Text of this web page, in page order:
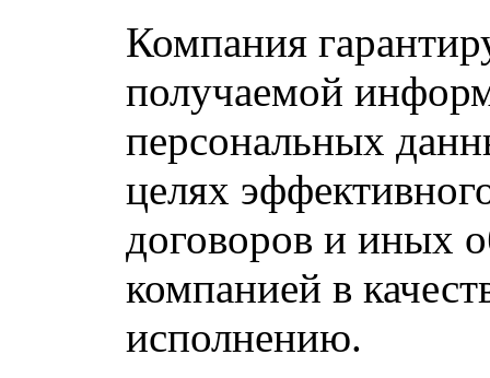
Компания
получаемой
персональных
целях
договоров и иных
компанией в
исполнению.